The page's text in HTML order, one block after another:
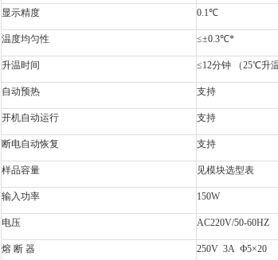
显示精度 0.1℃
温度均匀性 ≤±0.3℃*
升温时间 ≤12分钟 （25℃升
自动预热 支持
开机自动运行 支持
断电自动恢复 支持
样品容量 见模块选型表
输入功率 150W
电压 AC220V/50-60HZ
熔 断 器 250V 3A Ф5×20